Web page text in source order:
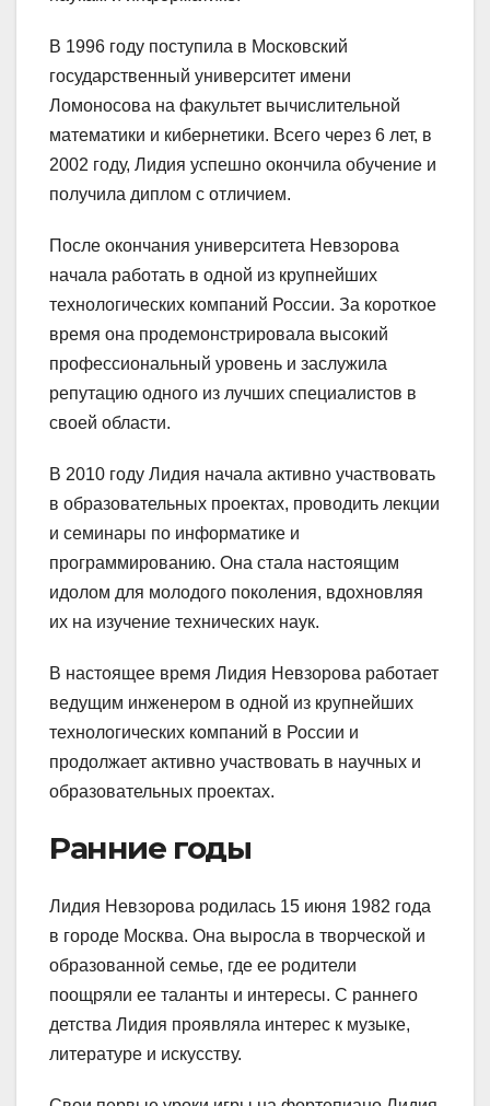
В 1996 году поступила в Московский
государственный университет имени
Ломоносова на факультет вычислительной
математики и кибернетики. Всего через 6 лет, в
2002 году, Лидия успешно окончила обучение и
получила диплом с отличием.
После окончания университета Невзорова
начала работать в одной из крупнейших
технологических компаний России. За короткое
время она продемонстрировала высокий
профессиональный уровень и заслужила
репутацию одного из лучших специалистов в
своей области.
В 2010 году Лидия начала активно участвовать
в образовательных проектах, проводить лекции
и семинары по информатике и
программированию. Она стала настоящим
идолом для молодого поколения, вдохновляя
их на изучение технических наук.
В настоящее время Лидия Невзорова работает
ведущим инженером в одной из крупнейших
технологических компаний в России и
продолжает активно участвовать в научных и
образовательных проектах.
Ранние годы
Лидия Невзорова родилась 15 июня 1982 года
в городе Москва. Она выросла в творческой и
образованной семье, где ее родители
поощряли ее таланты и интересы. С раннего
детства Лидия проявляла интерес к музыке,
литературе и искусству.